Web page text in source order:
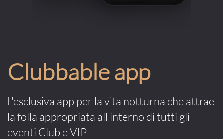
Clubbable app
L'esclusiva app per la vita notturna che attrae
la folla appropriata all'interno di tutti gli
eventi Club e VIP